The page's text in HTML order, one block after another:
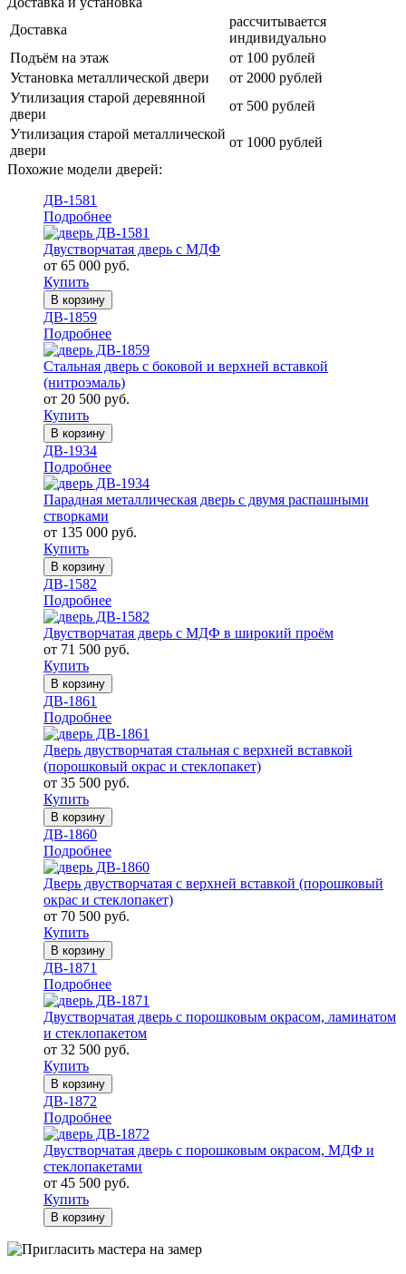
Доставка
рассчитывается
индивидуально
Подъём на этаж
от 100 рублей
Установка металлической двери
от 2000 рублей
Утилизация старой деревянной
двери
от 500 рублей
Утилизация старой металлической
двери
от 1000 рублей
Похожие модели дверей:
ДВ-1581
Подробнее
Двустворчатая дверь с МДФ
от 65 000 руб.
Купить
В корзину
ДВ-1859
Подробнее
Стальная дверь с боковой и верхней вставкой
(нитроэмаль)
от 20 500 руб.
Купить
В корзину
ДВ-1934
Подробнее
Парадная металлическая дверь с двумя распашными
створками
от 135 000 руб.
Купить
В корзину
ДВ-1582
Подробнее
Двустворчатая дверь с МДФ в широкий проём
от 71 500 руб.
Купить
В корзину
ДВ-1861
Подробнее
Дверь двустворчатая стальная с верхней вставкой
(порошковый окрас и стеклопакет)
от 35 500 руб.
Купить
В корзину
ДВ-1860
Подробнее
Дверь двустворчатая с верхней вставкой (порошковый
окрас и стеклопакет)
от 70 500 руб.
Купить
В корзину
ДВ-1871
Подробнее
Двустворчатая дверь с порошковым окрасом, ламинатом
и стеклопакетом
от 32 500 руб.
Купить
В корзину
ДВ-1872
Подробнее
Двустворчатая дверь с порошковым окрасом, МДФ и
стеклопакетами
от 45 500 руб.
Купить
В корзину